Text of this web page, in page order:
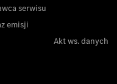
serwisu
emisji
Akt ws. danych